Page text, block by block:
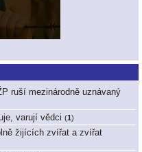
ruší mezinárodně uznávaný
varují vědci (1 )
žijících zvířat a zvířat